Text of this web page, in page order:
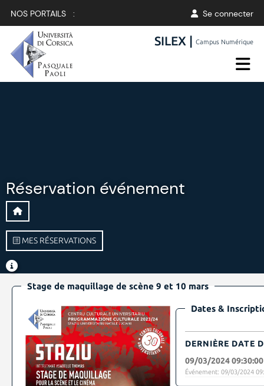
NOS PORTAILS : Se connecter
SILEX |Campus Numérique
Réservation événement
MES RÉSERVATIONS
Stage de maquillage de scène 9 et 10 mars
Dates &
DERNIÈRE DATE
09/03/2024 09:30:00
Événement: 09/03/2024